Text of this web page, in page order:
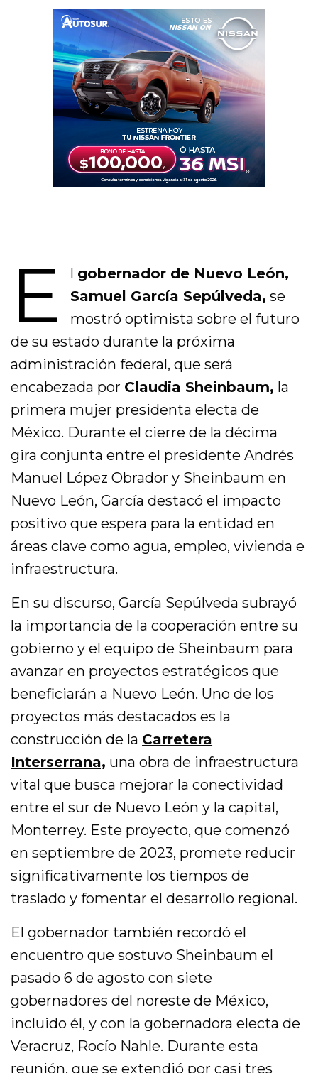
E
gobernador de Nuevo León,
Samuel García Sepúlveda, se
mostró optimista sobre el futuro
de su estado durante la próxima
administración federal, que será
encabezada por Claudia Sheinbaum, la
primera mujer presidenta electa de
México. Durante el cierre de la décima
gira conjunta entre el presidente Andrés
Manuel López Obrador y Sheinbaum en
Nuevo León, García destacó el impacto
positivo que espera para la entidad en
áreas clave como agua, empleo, vivienda e
infraestructura.
En su discurso, García Sepúlveda subrayó
la importancia de la cooperación entre su
gobierno y el equipo de Sheinbaum para
avanzar en proyectos estratégicos que
beneficiarán a Nuevo León. Uno de los
proyectos más destacados es la
construcción de la Carretera
Interserrana, una obra de infraestructura
vital que busca mejorar la conectividad
entre el sur de Nuevo León y la capital,
Monterrey. Este proyecto, que comenzó
en septiembre de 2023, promete reducir
significativamente los tiempos de
traslado y fomentar el desarrollo regional.
El gobernador también recordó el
encuentro que sostuvo Sheinbaum el
pasado 6 de agosto con siete
gobernadores del noreste de México,
incluido él, y con la gobernadora electa de
Veracruz, Rocío Nahle. Durante esta
reunión, que se extendió por casi tres